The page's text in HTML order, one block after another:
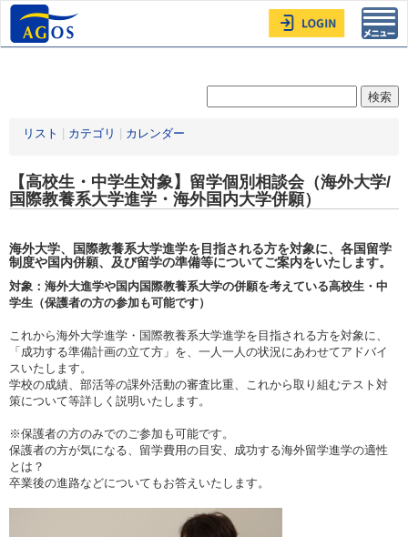
リスト カテゴリ カレンダー
【高校生・中学生対象】留学個別相談会（海外大学/
国際教養系大学進学・海外国内大学併願）
海外大学、国際教養系大学進学を目指される方を対象に、各国留学
制度や国内併願、及び留学の準備等についてご案内をいたします。
対象：海外大進学や国内国際教養系大学の併願を考えている高校生・中
学生（保護者の方の参加も可能です）
これから海外大学進学・国際教養系大学進学を目指される方を対象に、
「成功する準備計画の立て方」を、一人一人の状況にあわせてアドバイ
スいたします。
学校の成績、部活等の課外活動の審査比重、これから取り組むテスト対
策について等詳しく説明いたします。
※保護者の方のみでのご参加も可能です。
保護者の方が気になる、留学費用の目安、成功する海外留学進学の適性
とは？
卒業後の進路などについてもお答えいたします。